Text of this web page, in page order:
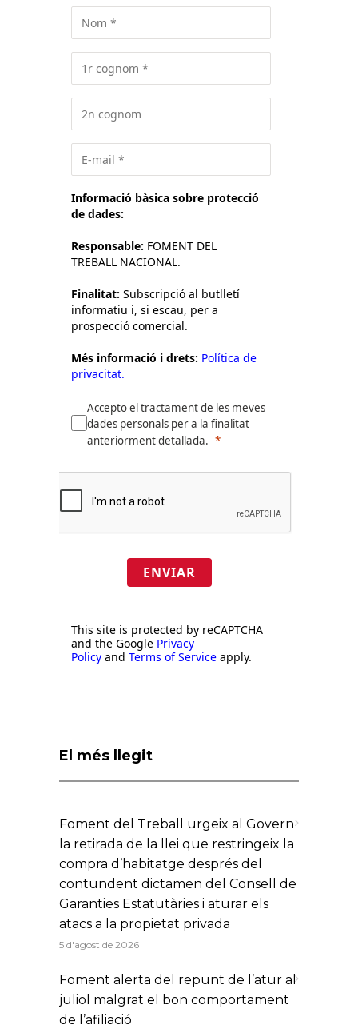
Informació bàsica sobre protecció
de dades:
Responsable: FOMENT DEL
TREBALL NACIONAL.
Finalitat: Subscripció al butlletí
informatiu i, si escau, per a
prospecció comercial.
Més informació i drets: Política de
privacitat.
Accepto el tractament de les meves
dades personals per a la finalitat
anteriorment detallada.
ENVIAR
This site is protected by reCAPTCHA
and the Google Privacy
Policy and Terms of Service apply.
El més llegit
Foment del Treball urgeix al Govern
la retirada de la llei que restringeix la
compra d’habitatge després del
contundent dictamen del Consell de
Garanties Estatutàries i aturar els
atacs a la propietat privada
5 d'agost de 2026
Foment alerta del repunt de l’atur al
juliol malgrat el bon comportament
de l’afiliació